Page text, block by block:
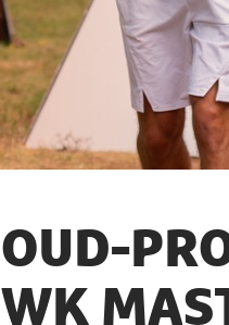
OUD-
WK